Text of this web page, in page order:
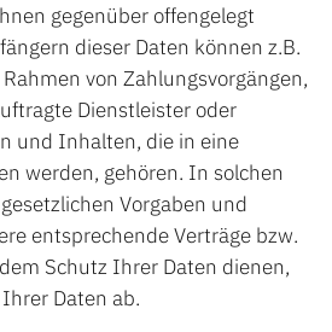
gegenüber offengelegt
dieser Daten können z.B.
von Zahlungsvorgängen,
Dienstleister oder
und Inhalten, die in eine
werden, gehören. In solchen
Vorgaben und
entsprechende Verträge bzw.
Schutz Ihrer Daten dienen,
Daten ab.